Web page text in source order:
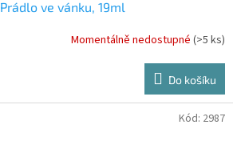
Prádlo ve vánku, 19ml
Momentálně nedostupné (>5 ks)
Do košíku
Kód: 2987